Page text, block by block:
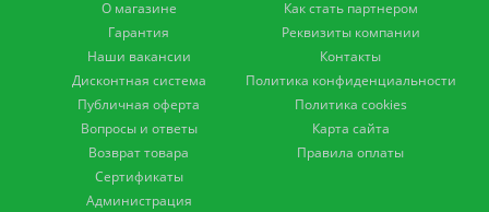
О магазине
Гарантия
Наши вакансии
Дисконтная система
Публичная оферта
Вопросы и ответы
Возврат товара
Сертификаты
Администрация
Как стать партнером
Реквизиты компании
Контакты
Политика конфиденциальности
Политика cookies
Карта сайта
Правила оплаты